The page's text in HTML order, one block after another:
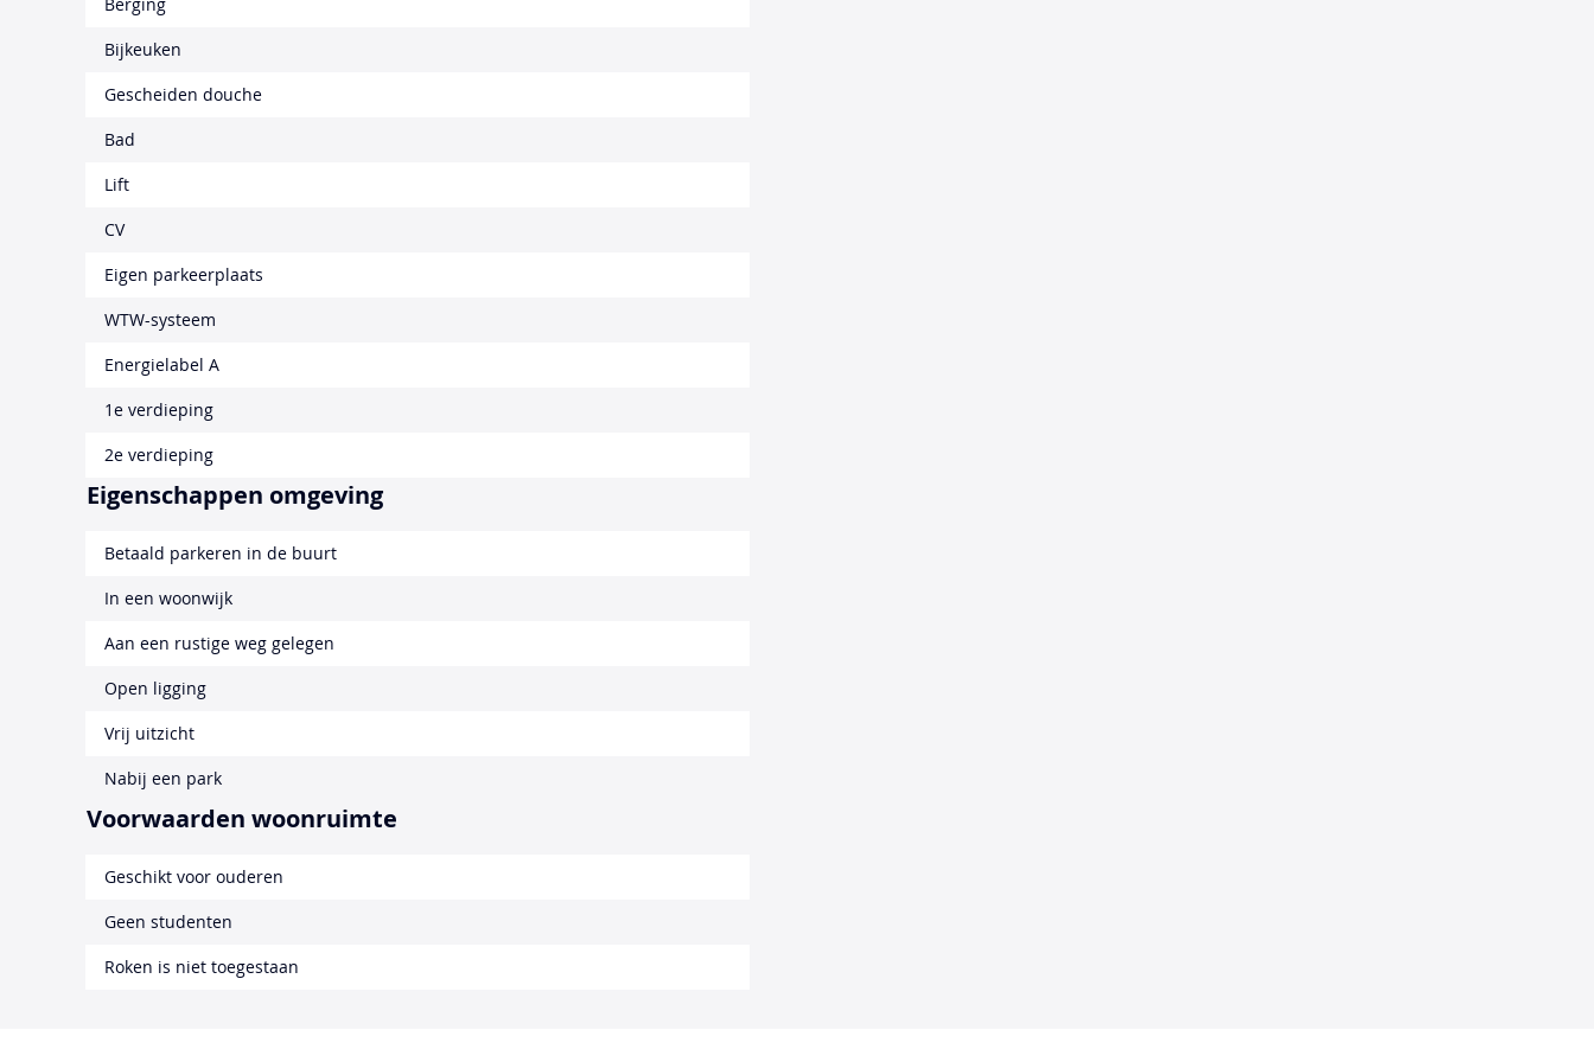
Bijkeuken
Gescheiden douche
Bad
Lift
CV
Eigen parkeerplaats
WTW-systeem
Energielabel A
1e verdieping
2e verdieping
Eigenschappen omgeving
Betaald parkeren in de buurt
In een woonwijk
Aan een rustige weg gelegen
Open ligging
Vrij uitzicht
Nabij een park
Voorwaarden woonruimte
Geschikt voor ouderen
Geen studenten
Roken is niet toegestaan